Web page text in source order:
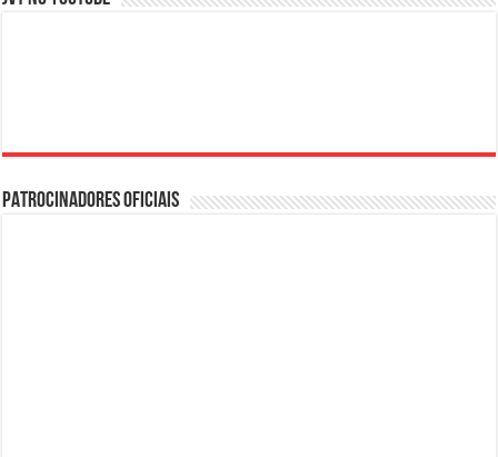
PATROCINADORES OFICIAIS